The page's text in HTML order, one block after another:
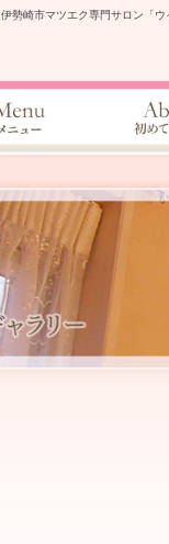
伊勢崎市マツエク専門サロン「ウ